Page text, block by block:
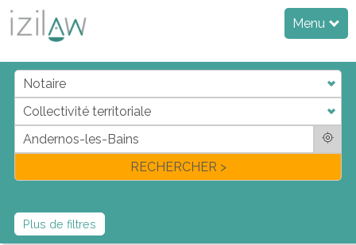
Menu
jdadi
fl
RECHERCHER >
Plus de filtres